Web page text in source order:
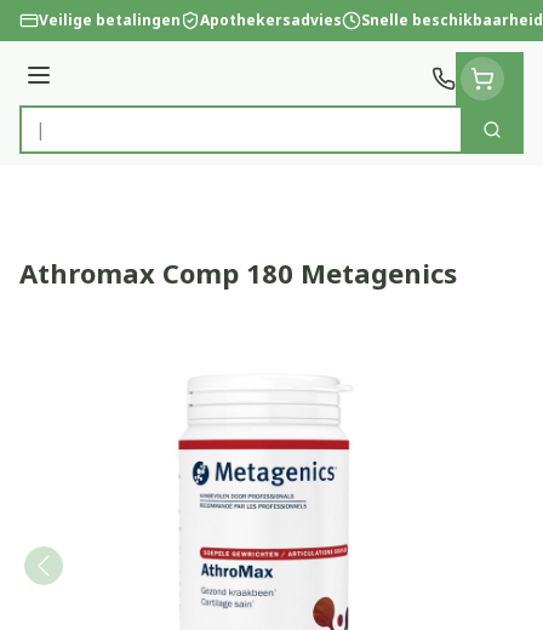
Ga naar de inhoud
Veilige betalingen Apothekersadvies Snelle beschikbaarheid
Menu
Product, merk, categorie...
Zoek
Athromax Comp 180 Metagenics